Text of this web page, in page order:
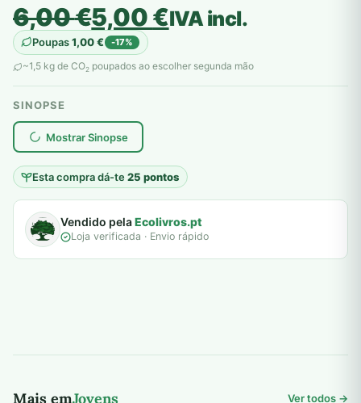
6,00€
O
preço
original
era:
6,00 €.
5,00€
O
preço
atual
é:
5,00 €.
IVA incl.
Poupas1,00€ -17%
~1,5 kg de CO2 poupados ao escolher segunda mão
SINOPSE
Mostrar Sinopse
Esta compra dá-te25 pontos
plantar árvores reais
Vendido pelaEcolivros.pt
Loja verificada · Envio rápido
Mais emJovens Ver todos →